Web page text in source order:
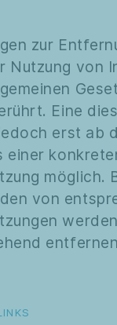
zur
Nutzung von
Eine
erst ab
einer
möglich.
von